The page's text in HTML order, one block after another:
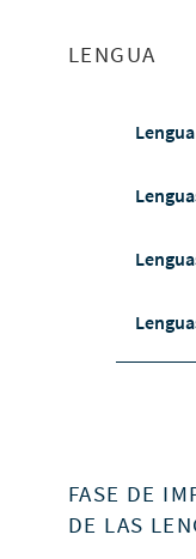
LENGUA
FASE DE
DE LAS